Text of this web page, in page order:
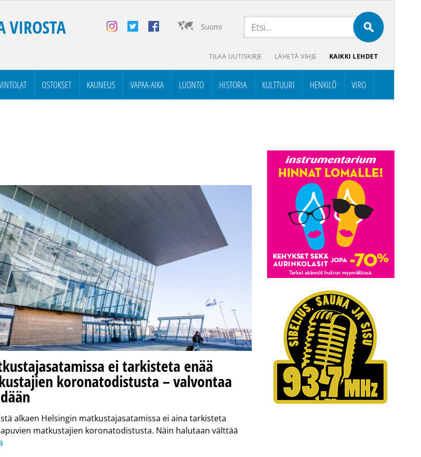
Suomi
VIROSTA
TILAA UUTISKIRJE LÄHETÄ VIHJE KAIKKI LEHDET
OSTOKSET KAUNEUS VAPAA-AIKA LUONTO HISTORIA KULTTUURI HENKILÖ VIRO
ei tarkisteta enää
koronatodistusta – valvontaa
alkaen Helsingin matkustajasatamissa ei aina tarkisteta
matkustajien koronatodistusta. Näin halutaan välttää